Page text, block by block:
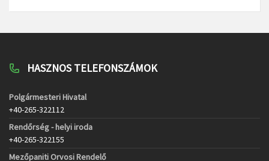
HASZNOS TELEFONSZÁMOK
Polgármesteri Hivatal
+40-265-322112
Rendőrség - helyi iroda
+40-265-322155
Mezőpaniti Orvosi Rendelő